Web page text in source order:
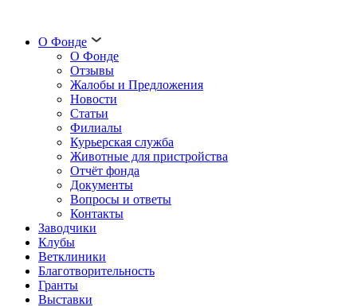
О Фонде
О Фонде
Отзывы
Жалобы и Предложения
Новости
Статьи
Филиалы
Курьерская служба
Животные для пристройства
Отчёт фонда
Документы
Вопросы и ответы
Контакты
Заводчики
Клубы
Ветклиники
Благотворительность
Гранты
Выставки